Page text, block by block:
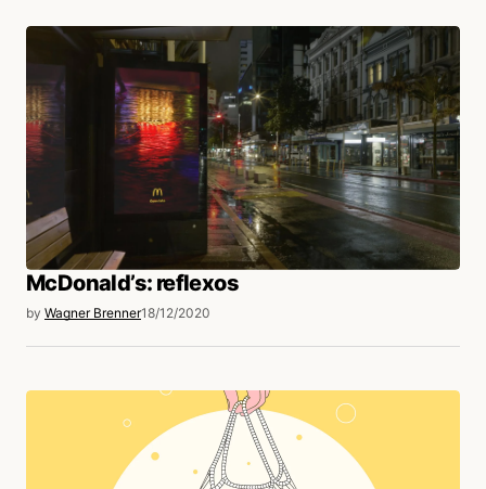
McDonald’s: reflexos
by Wagner Brenner18/12/2020